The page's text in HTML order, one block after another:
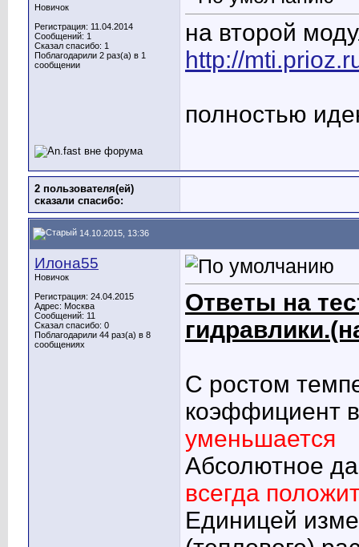
Новичок
Регистрация: 11.04.2014
Сообщений: 1
Сказал спасибо: 1
Поблагодарили 2 раз(а) в 1
сообщении
на второй
http://
полностью
2 пользователя(ей)
сказали cпасибо:
14.10.2015, 13:36
Илона55
Новичок
Регистрация: 24.04.2015
Адрес: Москва
Сообщений: 11
Сказал спасибо: 0
Поблагодарили 44 раз(а) в 8
сообщениях
Ответы на
С ростом
коэффициент
уменьшается
Абсолютное
всегда
Единицей